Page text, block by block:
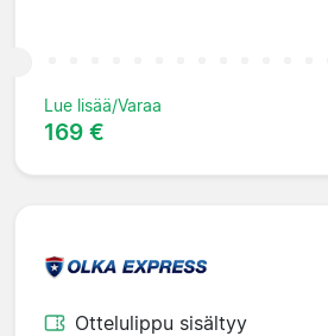
Lue lisää/Varaa
169 €
Ottelulippu sisältyy